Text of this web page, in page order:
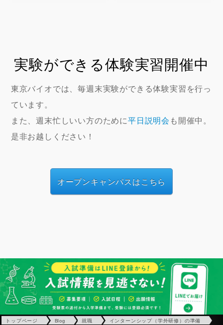
実験ができる体験実習開催中
東京バイオでは、毎週末実験ができる体験実習を行っ
ています。
また、週末忙しいい方のために平日説明会 も開催中。
是非お越しください！
オープンキャンパスはこちら
トップページ Blog 就職 インターンシップ（学外研修）の準備